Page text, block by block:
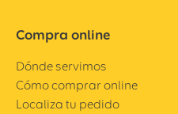
Compra online
Dónde servimos
Cómo comprar online
Localiza tu pedido